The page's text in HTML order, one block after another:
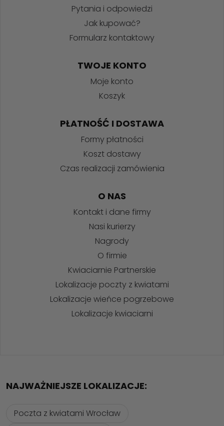
Pytania i odpowiedzi
Jak kupować?
Formularz kontaktowy
TWOJE KONTO
Moje konto
Koszyk
PŁATNOŚĆ I DOSTAWA
Formy płatności
Koszt dostawy
Czas realizacji zamówienia
O NAS
Kontakt i dane firmy
Nasi kurierzy
Nagrody
O firmie
Kwiaciarnie Partnerskie
Lokalizacje poczty z kwiatami
Lokalizacje wieńce pogrzebowe
Lokalizacje kwiaciarni
NAJWAŻNIEJSZE LOKALIZACJE:
Poczta z kwiatami Wrocław